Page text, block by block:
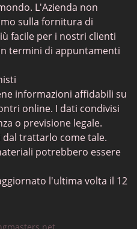
L'Azienda non
sulla fornitura di
facile per i nostri clienti
termini di appuntamenti
informazioni affidabili su
online. I dati condivisi
o previsione legale.
trattarlo come tale.
potrebbero essere
l'ultima volta il 12